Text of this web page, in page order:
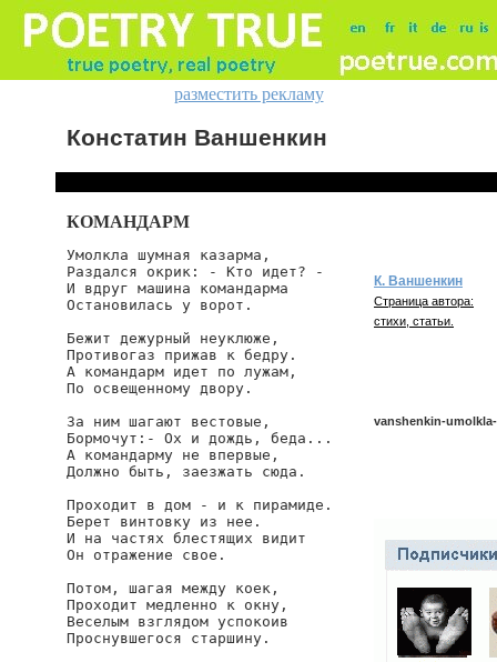
разместить рекламу
Констатин Ваншенкин
КОМАНДАРМ
Умолкла шумная казарма,
Раздался окрик: - Кто идет? -
И вдруг машина командарма
Остановилась у ворот.
Бежит дежурный неуклюже,
Противогаз прижав к бедру.
А командарм идет по лужам,
По освещенному двору.
За ним шагают вестовые,
Бормочут:- Ох и дождь, беда...
А командарму не впервые,
Должно быть, заезжать сюда.
Проходит в дом - и к пирамиде.
Берет винтовку из нее.
И на частях блестящих видит
Он отражение свое.
Потом, шагая между коек,
Проходит медленно к окну,
Веселым взглядом успокоив
Проснувшегося старшину.
К. Ваншенкин
Страница автора:
стихи, статьи.
vanshenkin-